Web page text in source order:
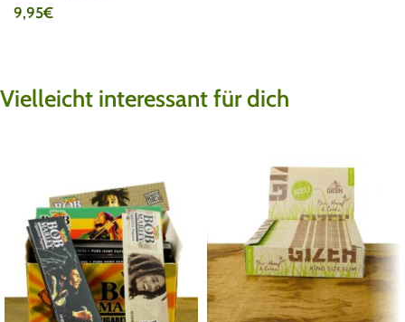
9,95€
Vielleicht interessant für dich